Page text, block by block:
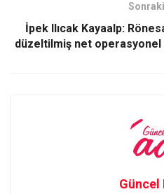
Sonraki
İpek Ilıcak Kayaalp:
düzeltilmiş net operasyonel
Güncel